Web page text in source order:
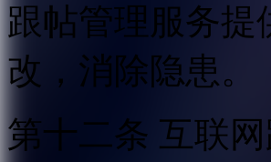
跟帖管理服务
改，消除隐患。
第十二条 互联